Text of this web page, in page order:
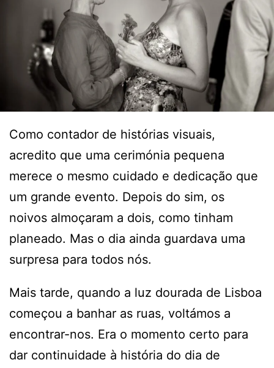
Como contador de histórias visuais,
acredito que uma cerimónia pequena
merece o mesmo cuidado e dedicação que
um grande evento. Depois do sim, os
noivos almoçaram a dois, como tinham
planeado. Mas o dia ainda guardava uma
surpresa para todos nós.
Mais tarde, quando a luz dourada de Lisboa
começou a banhar as ruas, voltámos a
encontrar-nos. Era o momento certo para
dar continuidade à história do dia de